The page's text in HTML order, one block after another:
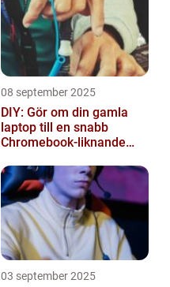
08 september 2025
DIY: Gör om din gamla
laptop till en snabb
Chromebook-liknande
03 september 2025